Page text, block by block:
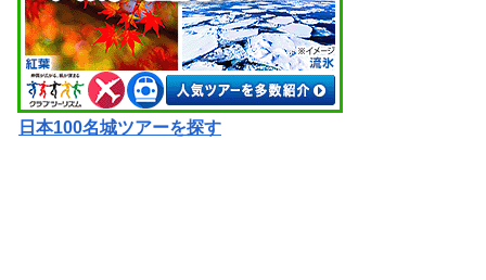
日本100名城ツアーを探す